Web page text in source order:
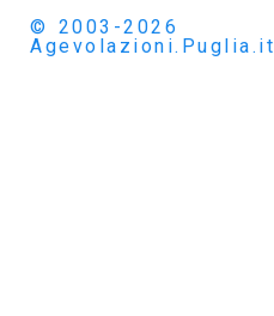
© 2003-2026
Agevolazioni.Puglia.it